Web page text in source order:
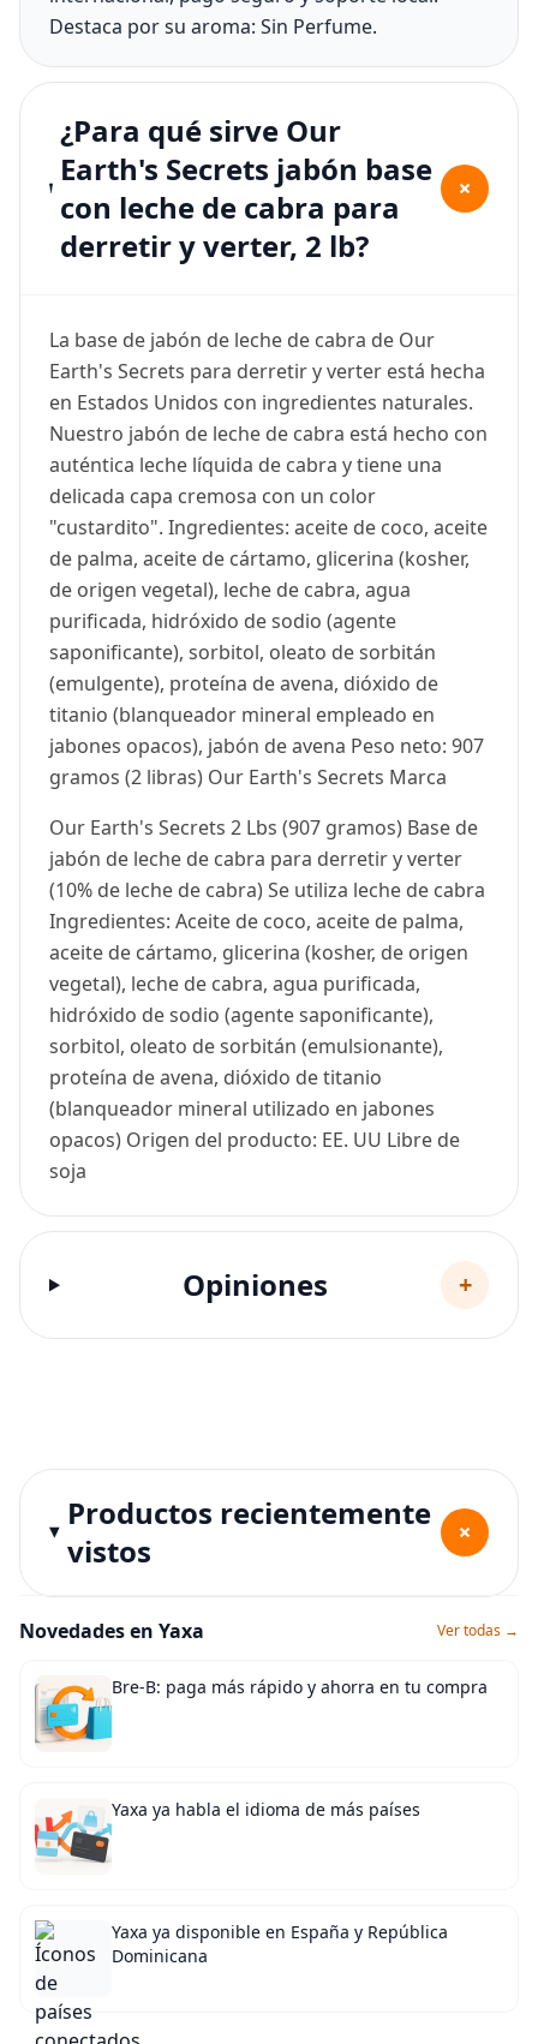
Destaca por su aroma: Sin Perfume.
¿Para qué sirve Our
Earth's Secrets jabón base
con leche de cabra para
derretir y verter, 2 lb?
+
La base de jabón de leche de cabra de Our
Earth's Secrets para derretir y verter está hecha
en Estados Unidos con ingredientes naturales.
Nuestro jabón de leche de cabra está hecho con
auténtica leche líquida de cabra y tiene una
delicada capa cremosa con un color
"custardito". Ingredientes: aceite de coco, aceite
de palma, aceite de cártamo, glicerina (kosher,
de origen vegetal), leche de cabra, agua
purificada, hidróxido de sodio (agente
saponificante), sorbitol, oleato de sorbitán
(emulgente), proteína de avena, dióxido de
titanio (blanqueador mineral empleado en
jabones opacos), jabón de avena Peso neto: 907
gramos (2 libras) Our Earth's Secrets Marca
Our Earth's Secrets 2 Lbs (907 gramos) Base de
jabón de leche de cabra para derretir y verter
(10% de leche de cabra) Se utiliza leche de cabra
Ingredientes: Aceite de coco, aceite de palma,
aceite de cártamo, glicerina (kosher, de origen
vegetal), leche de cabra, agua purificada,
hidróxido de sodio (agente saponificante),
sorbitol, oleato de sorbitán (emulsionante),
proteína de avena, dióxido de titanio
(blanqueador mineral utilizado en jabones
opacos) Origen del producto: EE. UU Libre de
soja
Opiniones +
Productos recientemente
vistos
+
Novedades en Yaxa Ver todas →
Bre-B: paga más rápido y ahorra en tu compra
Yaxa ya habla el idioma de más países
Yaxa ya disponible en España y República
Dominicana